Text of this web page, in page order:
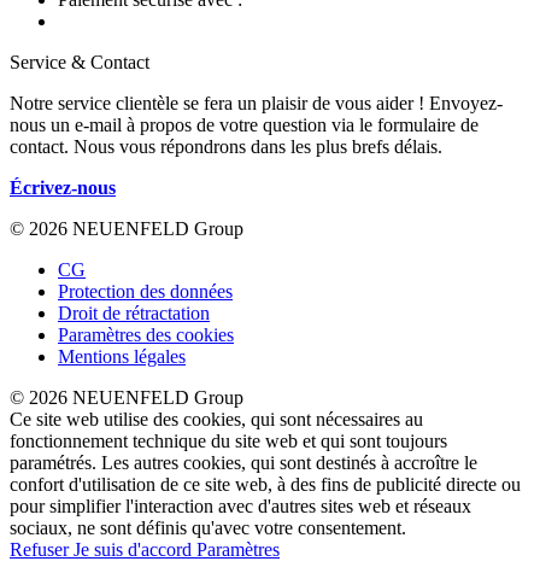
Service & Contact
Notre service clientèle se fera un plaisir de vous aider ! Envoyez-
nous un e-mail à propos de votre question via le formulaire de
contact. Nous vous répondrons dans les plus brefs délais.
Écrivez-nous
© 2026 NEUENFELD Group
CG
Protection des données
Droit de rétractation
Paramètres des cookies
Mentions légales
© 2026 NEUENFELD Group
Ce site web utilise des cookies, qui sont nécessaires au
fonctionnement technique du site web et qui sont toujours
paramétrés. Les autres cookies, qui sont destinés à accroître le
confort d'utilisation de ce site web, à des fins de publicité directe ou
pour simplifier l'interaction avec d'autres sites web et réseaux
sociaux, ne sont définis qu'avec votre consentement.
RefuserJe suis d'accord Paramètres